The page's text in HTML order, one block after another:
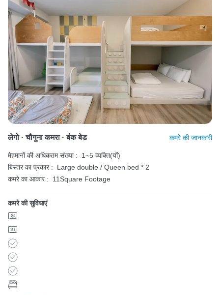
लेगो · चौगुना कमरा · बंक बेड कमरे की जानकारी
मेहमानों की अधिकतम संख्या :
1~5 व्यक्ति(यों)
बिस्तर का प्रकार :
Large double / Queen bed * 2
कमरे का आकार :
11Square Footage
कमरे की सुविधाएं